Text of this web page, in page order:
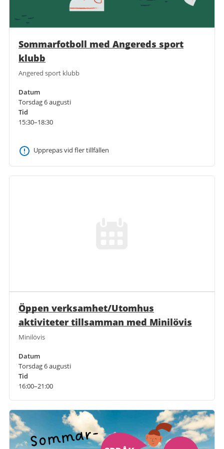
Sommarfotboll med Angereds sport
klubb
Angered sport klubb
Datum
Torsdag 6 augusti
Tid
15:30–18:30
Upprepas vid fler tillfällen
Öppen verksamhet/Utomhus
aktiviteter tillsamman med Minilövis
Minilövis
Datum
Torsdag 6 augusti
Tid
16:00–21:00